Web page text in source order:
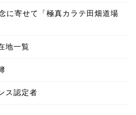
に寄せて「極真カラテ田畑道場
地一覧
ス認定者